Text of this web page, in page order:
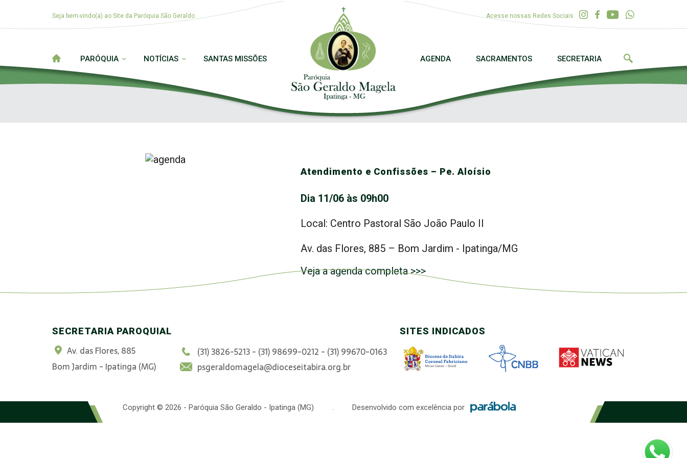
Seja bem-vindo(a) ao Site da Paróquia São Geraldo Acesse nossas Redes Sociais
PARÓQUIA NOTÍCIAS SANTAS MISSÕES AGENDA SACRAMENTOS SECRETARIA
Atendimento e Confissões – Pe. Aloísio
Dia 11/06 às 09h00
Local: Centro Pastoral São João Paulo II
Av. das Flores, 885 – Bom Jardim - Ipatinga/MG
Veja a agenda completa >>>
SECRETARIA PAROQUIAL
Av. das Flores, 885
Bom Jardim - Ipatinga (MG)
(31) 3826-5213 - (31) 98699-0212 - (31) 99670-0163
psgeraldomagela@dioceseitabira.org.br
SITES INDICADOS
Copyright © 2026 - Paróquia São Geraldo - Ipatinga (MG) . Desenvolvido com excelência por